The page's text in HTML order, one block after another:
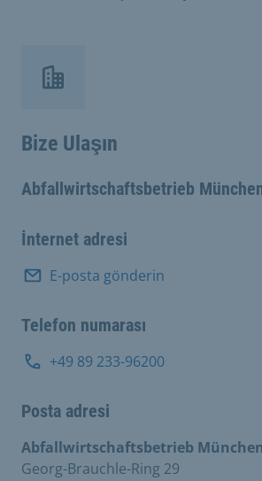
Bize Ulaşın
Abfallwirtschaftsbetrieb
İnternet adresi
E-posta gönderin
Telefon numarası
+49 89 233-96200
Posta adresi
Abfallwirtschaftsbetrieb
Georg-Brauchle-Ring 29